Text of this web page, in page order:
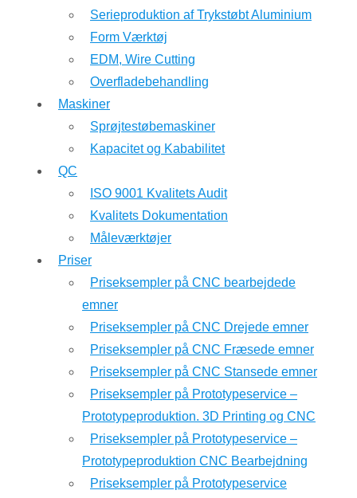
Serieproduktion af Trykstøbt Aluminium
Form Værktøj
EDM, Wire Cutting
Overfladebehandling
Maskiner
Sprøjtestøbemaskiner
Kapacitet og Kababilitet
QC
ISO 9001 Kvalitets Audit
Kvalitets Dokumentation
Måleværktøjer
Priser
Priseksempler på CNC bearbejdede
emner
Priseksempler på CNC Drejede emner
Priseksempler på CNC Fræsede emner
Priseksempler på CNC Stansede emner
Priseksempler på Prototypeservice –
Prototypeproduktion. 3D Printing og CNC
Priseksempler på Prototypeservice –
Prototypeproduktion CNC Bearbejdning
Priseksempler på Prototypeservice